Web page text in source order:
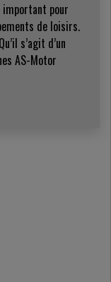
important pour
de loisirs.
s’agit d’un
AS-Motor